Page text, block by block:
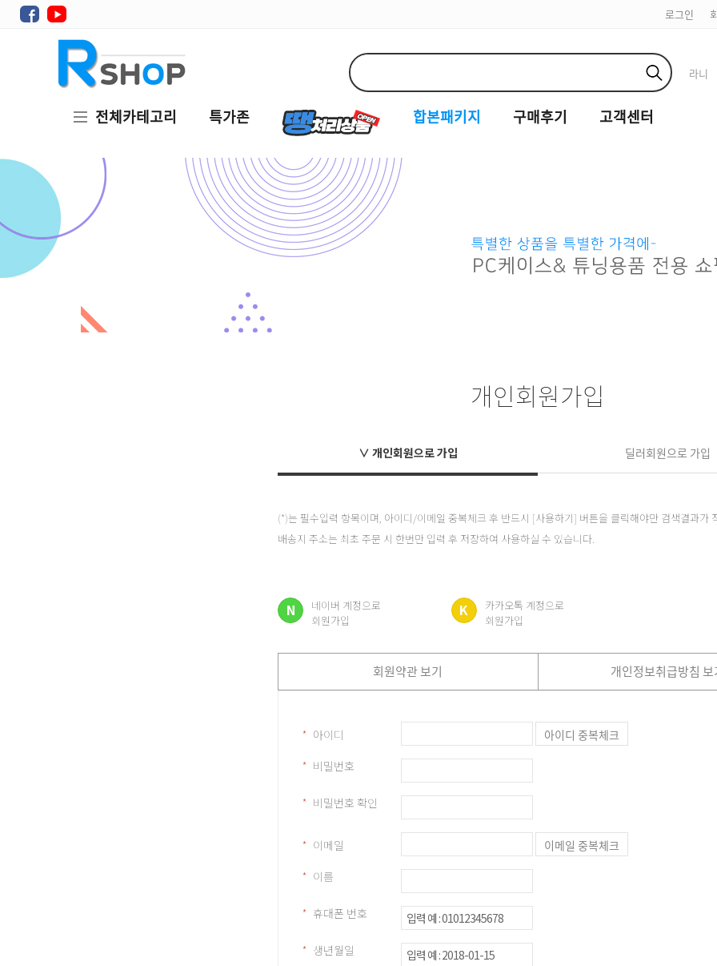
로그인
라니
전체카테고리 특가존 합본패키지 구매후기 고객센터
개인회원가입
∨ 개인회원으로 가입 딜러회원으로 가입
(*)는 필수입력 항목이며, 아이디/이메일 중복체크 후 반드시 [사용하기] 버튼을 클릭해야만 검색결과가
배송지 주소는 최초 주문 시 한번만 입력 후 저장하여 사용하실 수 있습니다.
N
네이버 계정으로
회원가입
K
카카오톡 계정으로
회원가입
회원약관 보기 개인정보취급방침 보
아이디
아이디 중복체크
비밀번호
비밀번호 확인
이메일
이메일 중복체크
이름
휴대폰 번호
생년월일